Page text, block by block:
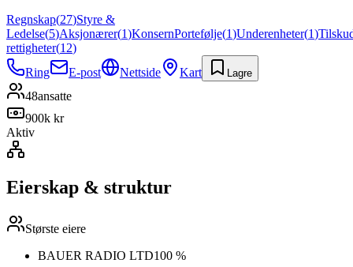
Regnskap(27)Styre &
Ledelse(5)Aksjonærer(1)KonsernPortefølje(1)Underenheter(1)
rettigheter(12)
Ring
E-post Nettside Kart Lagre
48ansatte
900k kr
Aktiv
Eierskap & struktur
Største eiere
BAUER RADIO LTD100 %